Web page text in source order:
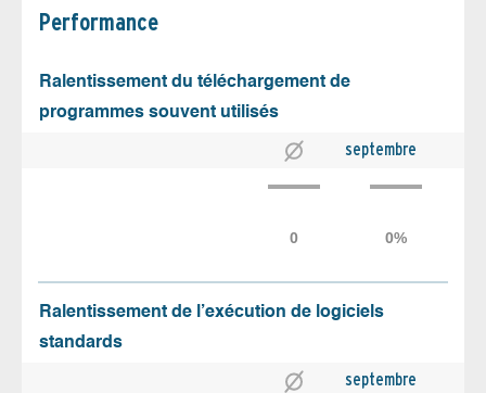
Performance
Ralentissement du téléchargement de
programmes souvent utilisés
septembre
Ralentissement de l’exécution de logiciels
standards
septembre